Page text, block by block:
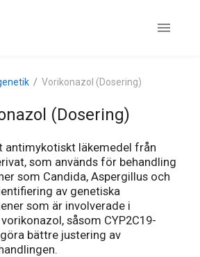
Vorikonazol (Dosering)
(Dosering)
antimykotiskt läkemedel från
som används för behandling
som Candida, Aspergillus och
av genetiska
som är involverade i
såsom CYP2C19-
bättre justering av